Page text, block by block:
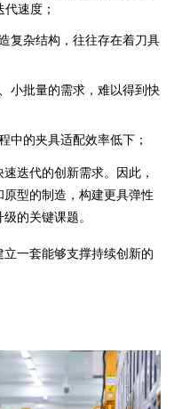
速度；
复杂结构，往往存在着刀具
小批量的需求，难以得到快
中的夹具适配效率低下；
迭代的创新需求。因此，
型的制造，构建更具弹性
的关键课题。
一套能够支撑持续创新的